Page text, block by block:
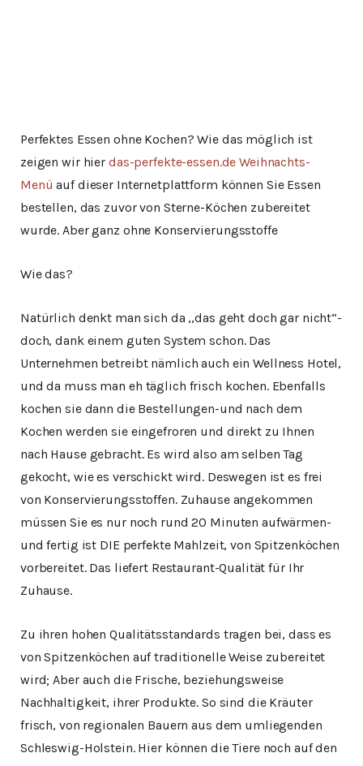
Perfektes Essen ohne Kochen? Wie das möglich ist
zeigen wir hier das-perfekte-essen.de Weihnachts-
Menü auf dieser Internetplattform können Sie Essen
bestellen, das zuvor von Sterne-Köchen zubereitet
wurde. Aber ganz ohne Konservierungsstoffe
Wie das?
Natürlich denkt man sich da ,,das geht doch gar nicht“-
doch, dank einem guten System schon. Das
Unternehmen betreibt nämlich auch ein Wellness Hotel,
und da muss man eh täglich frisch kochen. Ebenfalls
kochen sie dann die Bestellungen-und nach dem
Kochen werden sie eingefroren und direkt zu Ihnen
nach Hause gebracht. Es wird also am selben Tag
gekocht, wie es verschickt wird. Deswegen ist es frei
von Konservierungsstoffen. Zuhause angekommen
müssen Sie es nur noch rund 20 Minuten aufwärmen-
und fertig ist DIE perfekte Mahlzeit, von Spitzenköchen
vorbereitet. Das liefert Restaurant-Qualität für Ihr
Zuhause.
Zu ihren hohen Qualitätsstandards tragen bei, dass es
von Spitzenköchen auf traditionelle Weise zubereitet
wird; Aber auch die Frische, beziehungsweise
Nachhaltigkeit, ihrer Produkte. So sind die Kräuter
frisch, von regionalen Bauern aus dem umliegenden
Schleswig-Holstein. Hier können die Tiere noch auf den